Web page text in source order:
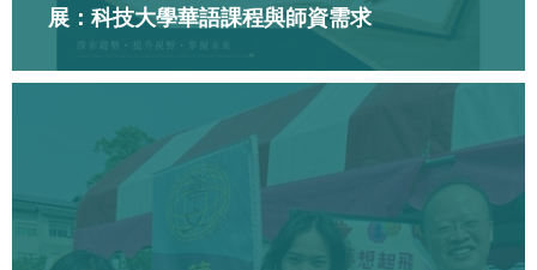
展：科技大學華語課程與師資需求